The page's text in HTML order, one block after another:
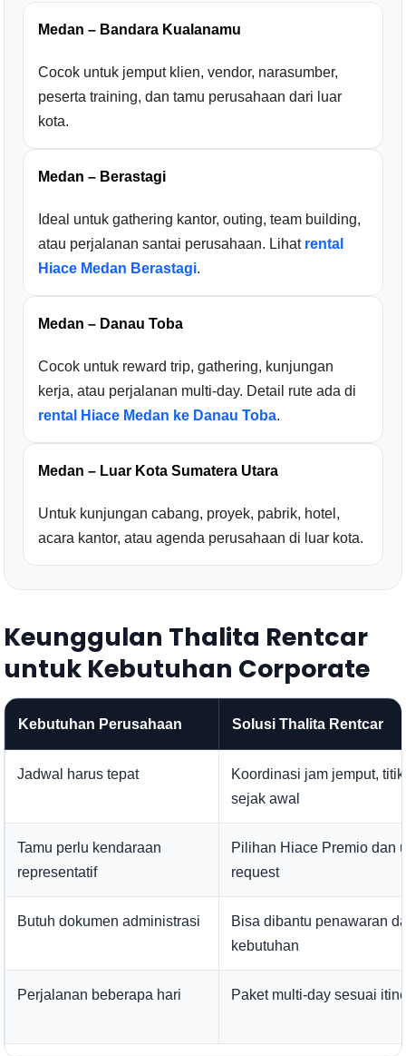
Medan – Bandara Kualanamu
Cocok untuk jemput klien, vendor, narasumber,
peserta training, dan tamu perusahaan dari luar
kota.
Medan – Berastagi
Ideal untuk gathering kantor, outing, team building,
atau perjalanan santai perusahaan. Lihat rental
Hiace Medan Berastagi.
Medan – Danau Toba
Cocok untuk reward trip, gathering, kunjungan
kerja, atau perjalanan multi-day. Detail rute ada di
rental Hiace Medan ke Danau Toba.
Medan – Luar Kota Sumatera Utara
Untuk kunjungan cabang, proyek, pabrik, hotel,
acara kantor, atau agenda perusahaan di luar kota.
Keunggulan Thalita Rentcar
untuk Kebutuhan Corporate
Kebutuhan Perusahaan Solusi Thalita Rentcar
Jadwal harus tepat
Koordinasi jam jemput,
sejak awal
Tamu perlu kendaraan
representatif
Pilihan Hiace Premio dan
request
Butuh dokumen administrasi
Bisa dibantu penawaran
kebutuhan
Perjalanan beberapa hari Paket multi-day sesuai